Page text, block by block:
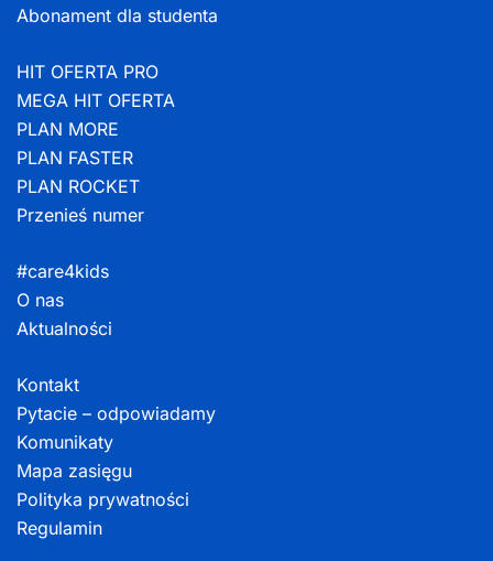
Abonament dla studenta
HIT OFERTA PRO
MEGA HIT OFERTA
PLAN MORE
PLAN FASTER
PLAN ROCKET
Przenieś numer
#care4kids
O nas
Aktualności
Kontakt
Pytacie – odpowiadamy
Komunikaty
Mapa zasięgu
Polityka prywatności
Regulamin